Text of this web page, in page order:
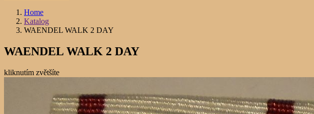
Home
Katalog
WAENDEL WALK 2 DAY
WAENDEL WALK 2 DAY
kliknutím zvětšíte